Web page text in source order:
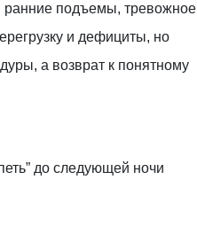
ранние подъемы, тревожное
и дефициты, но
а возврат к понятному
до следующей ночи